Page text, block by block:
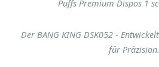
Der BANG KING DSK052 -
für Präzision.